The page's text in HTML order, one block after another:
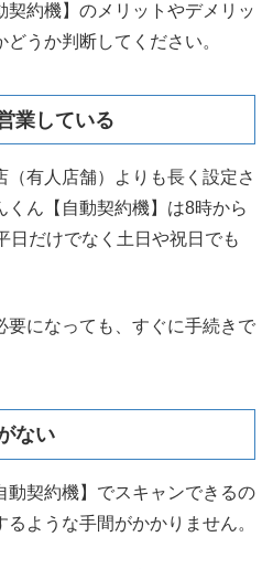
契約機】のメリットやデメリッ
うか判断してください。
業している
有人店舗）よりも長く設定さ
くん【自動契約機】は8時から
日だけでなく土日や祝日でも
要になっても、すぐに手続きで
ない
動契約機】でスキャンできるの
ような手間がかかりません。